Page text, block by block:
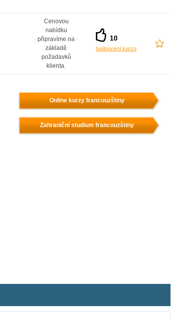
Cenovou
nabídku
připravíme na
základě
požadavků
klienta.
10
hodnocení kurzu
Online kurzy francouzštiny
Zahraniční studium francouzštiny